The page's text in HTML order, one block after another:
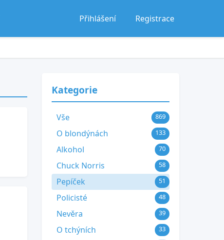
Přihlášení Registrace
Kategorie
Vše 869
O blondýnách 133
Alkohol 70
Chuck Norris 58
Pepíček 51
Policisté 48
Nevěra 39
O tchýních 33